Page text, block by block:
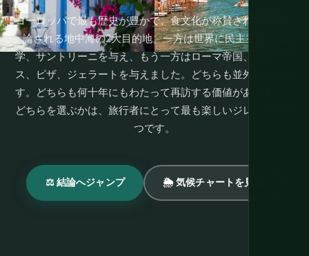
ヨーロッパで最も歴史が豊かで、食文化が称賛され、最も議
論される地中海の2大目的地。一方は世界に民主主義、哲
学、サントリーニを与え、もう一方はローマ帝国、ルネサン
ス、ピザ、ジェラートを与えました。どちらも並外れた国で
す。どちらも何十年にもわたって再訪する価値があります。
どちらを選ぶかは、旅行者にとって最も楽しいジレンマの一
つです。
⚖️ 結論へジャンプ 🌦 気候チャートを見る